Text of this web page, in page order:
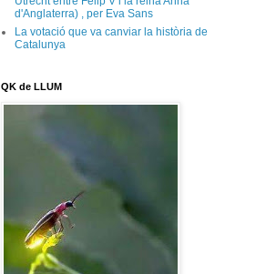
d'Anglaterra) , per Eva Sans
La votació que va canviar la història de
Catalunya
QK de LLUM